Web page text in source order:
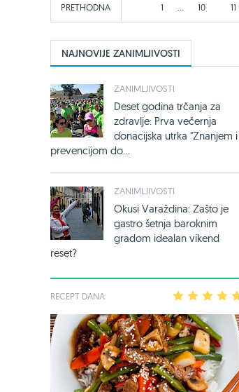
PRETHODNA 1 ... 10 11
NAJNOVIJE ZANIMLJIVOSTI
ZANIMLJIVOSTI
Deset godina trčanja za
zdravlje: Prva večernja
donacijska utrka "Znanjem i
prevencijom do...
ZANIMLJIVOSTI
Okusi Varaždina: Zašto je
gastro šetnja baroknim
gradom idealan vikend
reset?
RECEPT DANA 2 3 4